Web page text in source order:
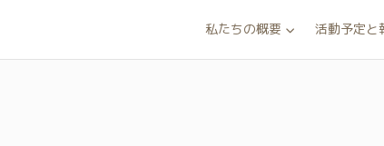
私たちの概要 活動予定と